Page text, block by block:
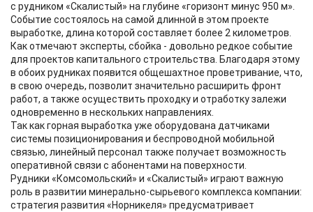
с рудником «Скалистый» на глубине «горизонт минус 950 м».
Событие состоялось на самой длинной в этом проекте
выработке, длина которой составляет более 2 километров.
Как отмечают эксперты, сбойка - довольно редкое событие
для проектов капитального строительства. Благодаря этому
в обоих рудниках появится общешахтное проветривание, что,
в свою очередь, позволит значительно расширить фронт
работ, а также осуществить проходку и отработку залежи
одновременно в нескольких направлениях.
Так как горная выработка уже оборудована датчиками
системы позиционирования и беспроводной мобильной
связью, линейный персонал также получает возможность
оперативной связи с абонентами на поверхности.
Рудники «Комсомольский» и «Скалистый» играют важную
роль в развитии минерально-сырьевого комплекса компании:
стратегия развития «Норникеля» предусматривает